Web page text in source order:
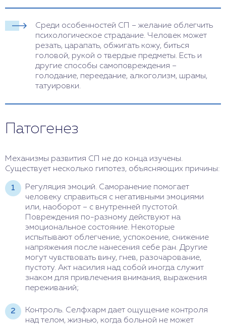
Среди особенностей СП – желание облегчить
психологическое страдание. Человек может
резать, царапать, обжигать кожу, биться
головой, рукой о твердые предметы. Есть и
другие способы самоповреждения –
голодание, переедание, алкоголизм, шрамы,
татуировки.
Патогенез
Механизмы развития СП не до конца изучены.
Существует несколько гипотез, объясняющих причины:
Регуляция эмоций. Саморанение помогает
человеку справиться с негативными эмоциями
или, наоборот – с внутренней пустотой.
Повреждения по-разному действуют на
эмоциональное состояние. Некоторые
испытывают облегчение, успокоение, снижение
напряжения после нанесения себе ран. Другие
могут чувствовать вину, гнев, разочарование,
пустоту. Акт насилия над собой иногда служит
знаком для привлечения внимания, выражения
переживаний;
Контроль. Селфхарм дает ощущение контроля
над телом, жизнью, когда больной не может